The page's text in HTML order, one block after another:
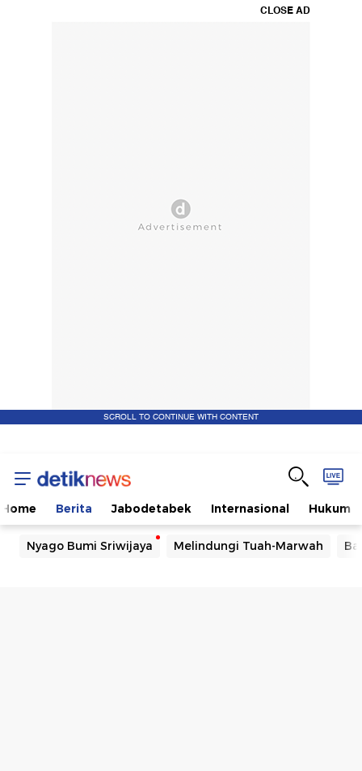
CLOSE AD
SCROLL TO CONTINUE WITH CONTENT
Home Berita Jabodetabek Internasional Hukum
Nyago Bumi Sriwijaya Melindungi Tuah-Marwah